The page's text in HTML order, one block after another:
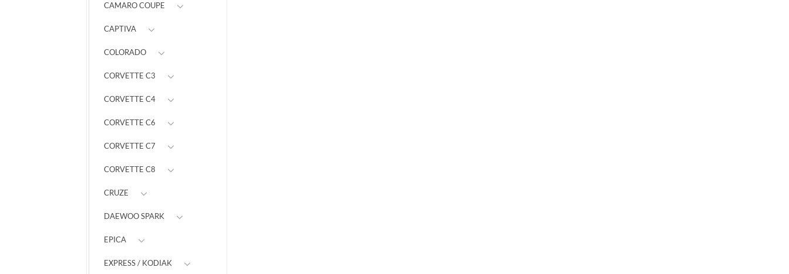
CAMARO COUPE
CAPTIVA
COLORADO
CORVETTE C3
CORVETTE C4
CORVETTE C6
CORVETTE C7
CORVETTE C8
CRUZE
DAEWOO SPARK
EPICA
EXPRESS / KODIAK